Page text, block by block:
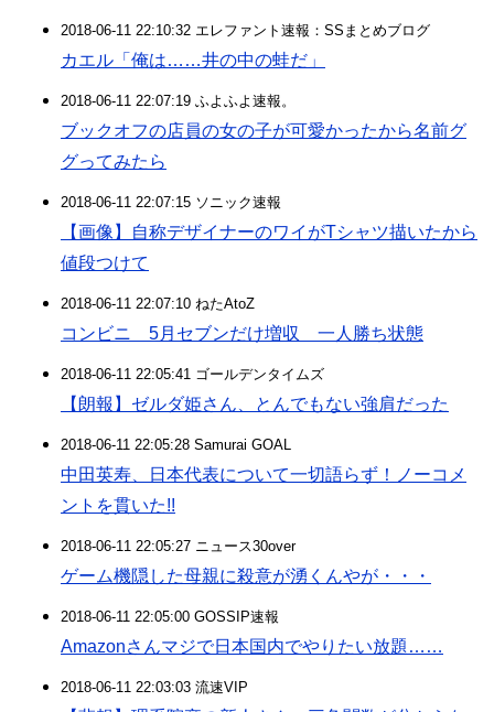
2018-06-11 22:10:32 エレファント速報：SSまとめブログ
カエル「俺は……井の中の蛙だ」
2018-06-11 22:07:19 ふよふよ速報。
ブックオフの店員の女の子が可愛かったから名前グ
グってみたら
2018-06-11 22:07:15 ソニック速報
【画像】自称デザイナーのワイがTシャツ描いたから
値段つけて
2018-06-11 22:07:10 ねたAtoZ
コンビニ 5月セブンだけ増収 一人勝ち状態
2018-06-11 22:05:41 ゴールデンタイムズ
【朗報】ゼルダ姫さん、とんでもない強肩だった
2018-06-11 22:05:28 Samurai GOAL
中田英寿、日本代表について一切語らず！ノーコメ
ントを貫いた!!
2018-06-11 22:05:27 ニュース30over
ゲーム機隠した母親に殺意が湧くんやが・・・
2018-06-11 22:05:00 GOSSIP速報
Amazonさんマジで日本国内でやりたい放題……
2018-06-11 22:03:03 流速VIP